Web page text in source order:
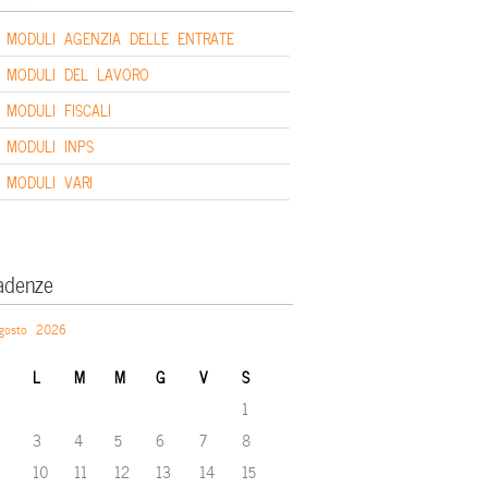
MODULI AGENZIA DELLE ENTRATE
MODULI DEL LAVORO
MODULI FISCALI
MODULI INPS
MODULI VARI
2026
L M M G V S
1
3 4 5 6 7
8
10 11 12 13 14
15